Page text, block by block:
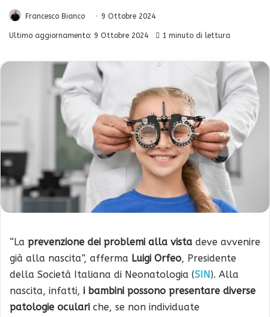
Francesco Bianco 9 Ottobre 2024
Ultimo aggiornamento: 9 Ottobre 2024 1 minuto di lettura
“La prevenzione dei problemi alla vista deve avvenire
già alla nascita”, afferma Luigi Orfeo, Presidente
della Società Italiana di Neonatologia (SIN). Alla
nascita, infatti, i bambini possono presentare diverse
patologie oculari che, se non individuate